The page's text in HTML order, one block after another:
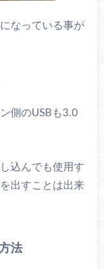
なっている事が
側のUSBも3.0
込んでも使用す
出すことは出来
法